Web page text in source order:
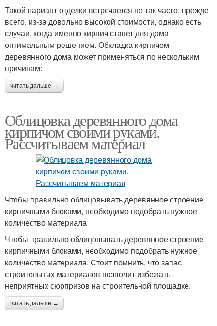
Такой вариант отделки встречается не так часто, прежде
всего, из-за довольно высокой стоимости, однако есть
случаи, когда именно кирпич станет для дома
оптимальным решением. Обкладка кирпичом
деревянного дома может применяться по нескольким
причинам:
читать дальше →
Облицовка деревянного дома
кирпичом своими руками.
Рассчитываем материал
Чтобы правильно облицовывать деревянное строение
кирпичными блоками, необходимо подобрать нужное
количество материала
Чтобы правильно облицовывать деревянное строение
кирпичными блоками, необходимо подобрать нужное
количество материала. Стоит помнить, что запас
строительных материалов позволит избежать
неприятных сюрпризов на строительной площадке.
читать дальше →